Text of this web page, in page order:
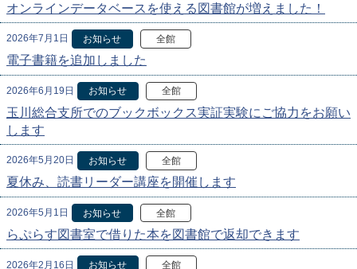
オンラインデータベースを使える図書館が増えました！
2026年7月1日 お知らせ 全館
電子書籍を追加しました
2026年6月19日 お知らせ 全館
玉川総合支所でのブックボックス実証実験にご協力をお願い
します
2026年5月20日 お知らせ 全館
夏休み、読書リーダー講座を開催します
2026年5月1日 お知らせ 全館
らぷらす図書室で借りた本を図書館で返却できます
2026年2月16日 お知らせ 全館